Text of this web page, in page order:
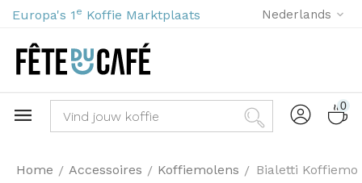
Europa's 1 e Koffie Marktplaats Nederlands
0
Home / Accessoires / Koffiemolens / Bialetti